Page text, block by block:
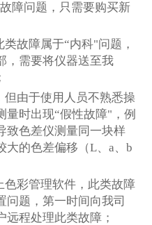
障问题，只需要购买新
故障属于“内科"问题，
，需要将仪器送至我
但由于使用人员不熟悉操
量时出现“假性故障"，例
致色差仪测量同一块样
大的色差偏移（L、a、b
色彩管理软件，此类故障
问题，第一时间向我司
远程处理此类故障；